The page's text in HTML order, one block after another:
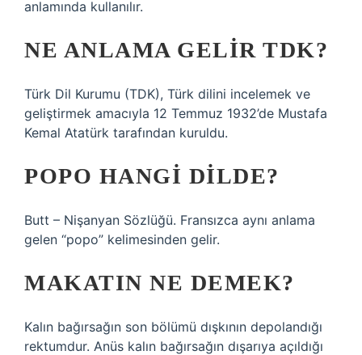
anlamında kullanılır.
NE ANLAMA GELIR TDK?
Türk Dil Kurumu (TDK), Türk dilini incelemek ve
geliştirmek amacıyla 12 Temmuz 1932’de Mustafa
Kemal Atatürk tarafından kuruldu.
POPO HANGI DILDE?
Butt – Nişanyan Sözlüğü. Fransızca aynı anlama
gelen “popo” kelimesinden gelir.
MAKATIN NE DEMEK?
Kalın bağırsağın son bölümü dışkının depolandığı
rektumdur. Anüs kalın bağırsağın dışarıya açıldığı